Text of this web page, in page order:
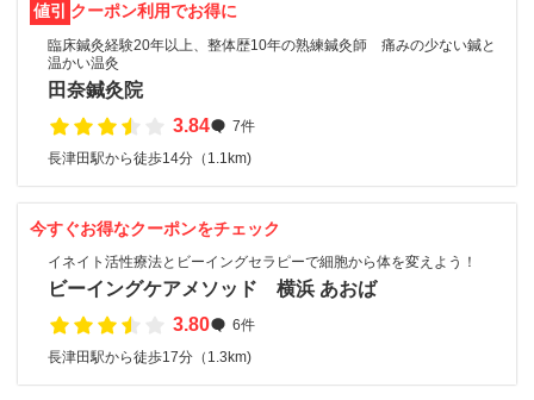
値引 クーポン利用でお得に
臨床鍼灸経験20年以上、整体歴10年の熟練鍼灸師 痛みの少ない鍼と
温かい温灸
田奈鍼灸院
3.84
7件
長津田駅から徒歩14分（1.1km)
今すぐお得なクーポンをチェック
イネイト活性療法とビーイングセラピーで細胞から体を変えよう！
ビーイングケアメソッド 横浜 あおば
3.80
6件
長津田駅から徒歩17分（1.3km)